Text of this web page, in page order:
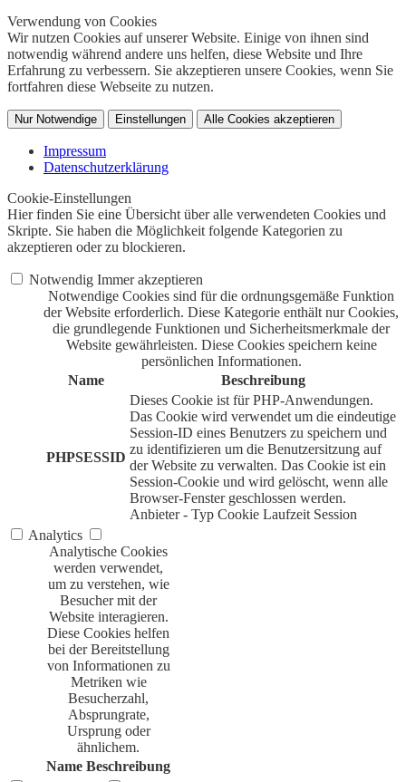
Verwendung von Cookies
Wir nutzen Cookies auf unserer Website. Einige von ihnen sind
notwendig während andere uns helfen, diese Website und Ihre
Erfahrung zu verbessern. Sie akzeptieren unsere Cookies, wenn Sie
fortfahren diese Webseite zu nutzen.
Nur Notwendige Einstellungen Alle Cookies akzeptieren
Impressum
Datenschutzerklärung
Cookie-Einstellungen
Hier finden Sie eine Übersicht über alle verwendeten Cookies und
Skripte. Sie haben die Möglichkeit folgende Kategorien zu
akzeptieren oder zu blockieren.
Notwendig Immer akzeptieren
Notwendige Cookies sind für die ordnungsgemäße Funktion
der Website erforderlich. Diese Kategorie enthält nur Cookies,
die grundlegende Funktionen und Sicherheitsmerkmale der
Website gewährleisten. Diese Cookies speichern keine
persönlichen Informationen.
Name
Beschreibung
PHPSESSID
Dieses Cookie ist für PHP-Anwendungen.
Das Cookie wird verwendet um die eindeutige
Session-ID eines Benutzers zu speichern und
zu identifizieren um die Benutzersitzung auf
der Website zu verwalten. Das Cookie ist ein
Session-Cookie und wird gelöscht, wenn alle
Browser-Fenster geschlossen werden.
Anbieter - Typ Cookie Laufzeit Session
Analytics
Analytische Cookies
werden verwendet,
um zu verstehen, wie
Besucher mit der
Website interagieren.
Diese Cookies helfen
bei der Bereitstellung
von Informationen zu
Metriken wie
Besucherzahl,
Absprungrate,
Ursprung oder
ähnlichem.
Name Beschreibung